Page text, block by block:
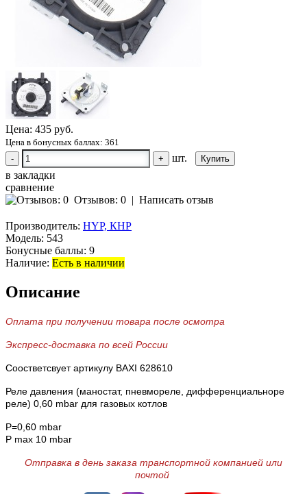
Цена: 435 руб.
Цена в бонусных баллах: 361
-
+
шт.
в закладки
сравнение
Отзывов: 0 | Написать отзыв
Производитель: HYP, КНР
Модель: 543
Бонусные баллы: 9
Наличие: Есть в наличии
Описание
Оплата при получении товара после осмотра
Экспресс-доставка по всей России
Соостветсвует артикулу BAXI 628610
Реле давления (маностат, пневмореле, дифференциальноре
реле) 0,60 mbar для газовых котлов
P=0,60 mbar
P max 10 mbar
Отправка в день заказа транспортной компанией или
почтой